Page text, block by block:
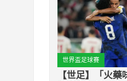
世界盃足球賽
【世足】「火藥